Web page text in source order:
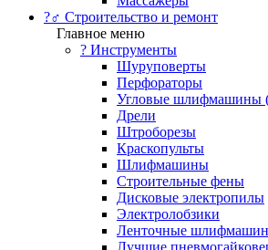
?‍♂️ Строительство и ремонт
Главное меню
?️ Инструменты
Шуруповерты
Перфораторы
Угловые шлифмашины
Дрели
Штроборезы
Краскопульты
Шлифмашины
Строительные фены
Дисковые электропилы
Электролобзики
Ленточные
Лучшие